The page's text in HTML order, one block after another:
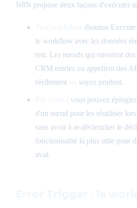
N8N propose deux façons d'exécuter
(bouton
le workflow avec les données
test. Les nœuds qui envoient des
CRM entries ou appellent des
réellement — soyez prudent.
: vous pouvez
d'un nœud pour les réutiliser lors
sans avoir à re-déclencher le
fonctionnalité la plus utile pour
aval.